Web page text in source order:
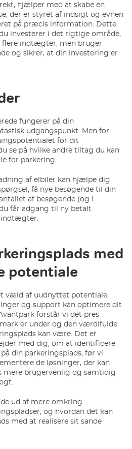
hjælper med at skabe en
der er styret af indsigt og evnen
på præcis information. Dette
investerer i det rigtige område,
flere indtægter, men bruger
og sikrer, at din investering er
fungerer på din
udgangspunkt. Men for
for dit
se på hvilke andre tiltag du kan
for parkering.
af elbiler kan hjælpe dig
få nye besøgende til din
af besøgende (og i
får adgang til ny betalt
med
potentiale
væld af uudnyttet potentiale,
og support kan optimere dit
forstår vi det pres
er under og den værdifulde
kan være. Det er
med dig, om at identificere
din parkeringsplads, før vi
de løsninger, der kan
mere brugervenlig og samtidig
ud af mere omkring
og hvordan det kan
med at realisere sit sande